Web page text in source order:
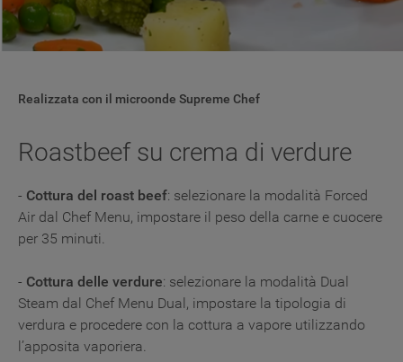
Realizzata con il microonde Supreme Chef
Roastbeef su crema di verdure
- Cottura del roast beef: selezionare la modalità Forced
Air dal Chef Menu, impostare il peso della carne e cuocere
per 35 minuti.
- Cottura delle verdure: selezionare la modalità Dual
Steam dal Chef Menu Dual, impostare la tipologia di
verdura e procedere con la cottura a vapore utilizzando
l’apposita vaporiera.